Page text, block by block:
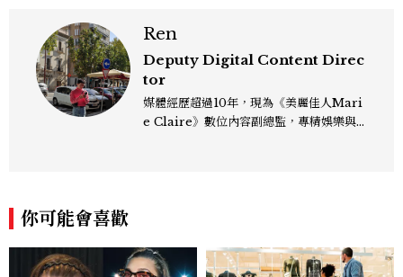
Ren
Deputy Digital Content Direc
tor
媒體經歷超過10年，現為《美麗佳人Mari
e Claire》數位內容副總監，專精娛樂與
你可能會喜歡